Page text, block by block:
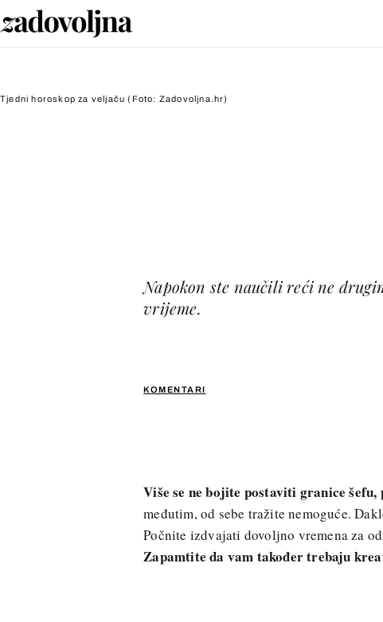
Tjedni horoskop za veljaču(Foto: Zadovoljna.hr)
KOMENTARI
Napokon ste naučili reći ne
vrijeme.
Više se ne bojite postaviti granice
međutim, od sebe tražite nemoguće.
Počnite izdvajati dovoljno vremena za
Zapamtite da vam također trebaju